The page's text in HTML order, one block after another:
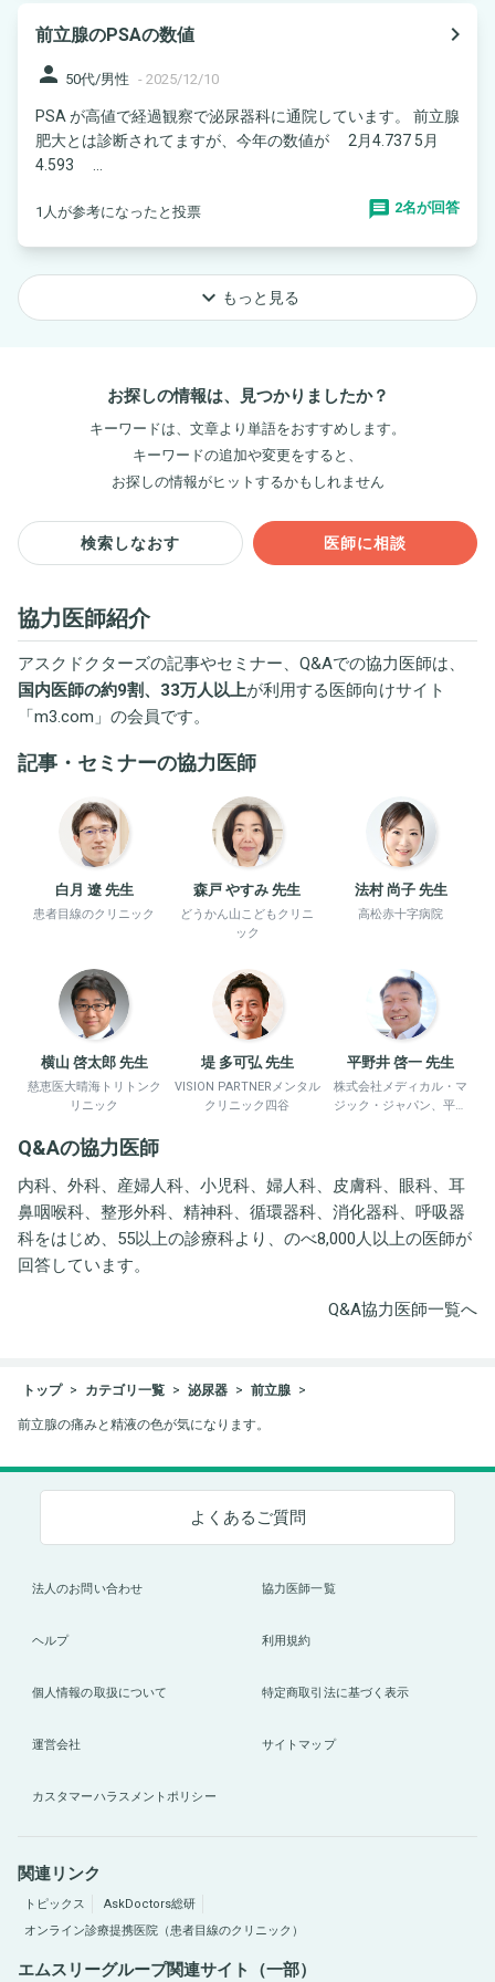
前立腺のPSAの数値
navigate_next
person 50代/男性 - 2025/12/10
PSA が高値で経過観察で泌尿器科に通院しています。 前立腺
肥大とは診断されてますが、今年の数値が 2月4.737 5月
4.593 ...
1人が参考になったと投票 2名が回答
keyboard_arrow_down もっと見る
お探しの情報は、見つかりましたか？
キーワードは、文章より単語をおすすめします。
キーワードの追加や変更をすると、
お探しの情報がヒットするかもしれません
検索しなおす 医師に相談
協力医師紹介
アスクドクターズの記事やセミナー、Q&Aでの協力医師は、
国内医師の約9割、33万人以上が利用する医師向けサイト
「m3.com 」の会員です。
記事・セミナーの協力医師
白月 遼 先生
患者目線のクリニック
森戸 やすみ 先生
どうかん山こどもクリニ
ック
法村 尚子 先生
高松赤十字病院
横山 啓太郎 先生
慈恵医大晴海トリトンク
リニック
堤 多可弘 先生
VISION PARTNERメンタル
クリニック四谷
平野井 啓一 先生
株式会社メディカル・マ
ジック・ジャパン、平野
Q&Aの協力医師
内科、外科、産婦人科、小児科、婦人科、皮膚科、眼科、耳
鼻咽喉科、整形外科、精神科、循環器科、消化器科、呼吸器
科をはじめ、55以上の診療科より、のべ8,000人以上の医師が
回答しています。
Q&A協力医師一覧へ
トップ カテゴリ一覧 泌尿器 前立腺
前立腺の痛みと精液の色が気になります。
よくあるご質問
法人のお問い合わせ 協力医師一覧
ヘルプ 利用規約
個人情報の取扱について 特定商取引法に基づく表示
運営会社 サイトマップ
カスタマーハラスメントポリシー
関連リンク
トピックス
AskDoctors総研
オンライン診療提携医院（患者目線のクリニック）
エムスリーグループ関連サイト（一部）